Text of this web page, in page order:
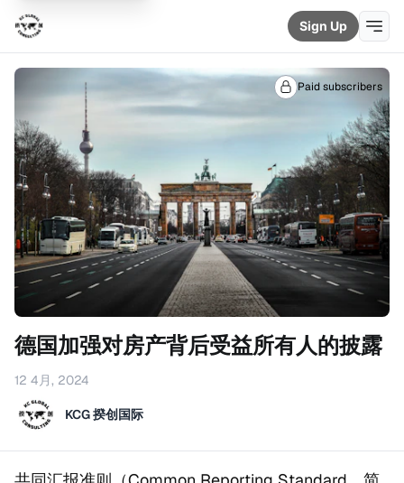
Sign Up
Paid subscribers
德国加强对房产背后受益所有人的披露
12 4月, 2024
KCG 揆创国际